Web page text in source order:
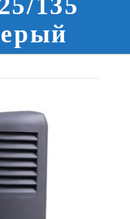
135